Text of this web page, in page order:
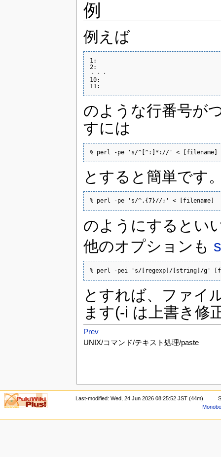
例
例えば
1:
2:
・・・
10:
11:
のような行番号が
すには
% perl -pe 's/^[^:]*://' < [filename]
とすると簡単です
% perl -pe 's/^.{7}//;' < [filename]
のようにするとい
他のオプションも
% perl -pei 's/[regexp]/[string]/g'
とすれば、ファイ
ます(-i は上書き修
Prev
UNIX/コマンド/テキスト処理/paste
Last-modified: Wed, 24 Jun 2026 08:25:52 JST (44m)